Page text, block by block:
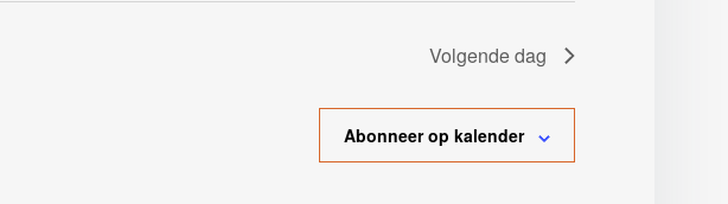
Volgende dag
Abonneer op kalender